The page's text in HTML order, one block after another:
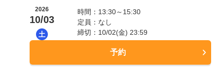
2026
10/03
土
時間：13:30～15:30
定員：なし
締切：10/02(金) 23:59
予約